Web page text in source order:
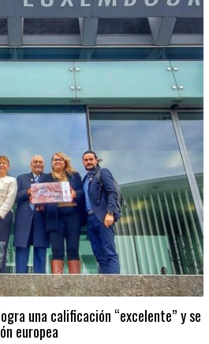
una calificación “excelente” y se
europea